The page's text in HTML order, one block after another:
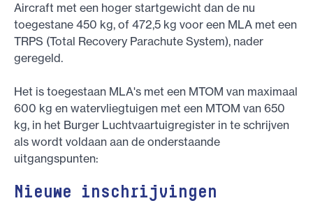
Aircraft met een hoger startgewicht dan de nu
toegestane 450 kg, of 472,5 kg voor een MLA met een
TRPS (Total Recovery Parachute System), nader
geregeld.
Het is toegestaan MLA's met een MTOM van maximaal
600 kg en watervliegtuigen met een MTOM van 650
kg, in het Burger Luchtvaartuigregister in te schrijven
als wordt voldaan aan de onderstaande
uitgangspunten:
Nieuwe inschrijvingen